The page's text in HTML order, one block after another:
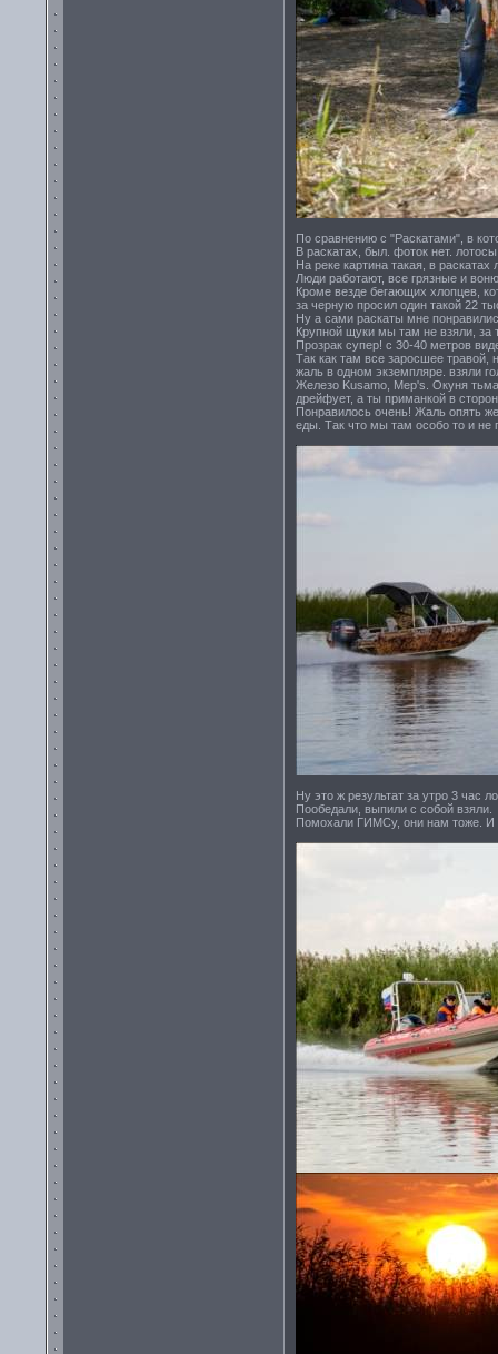
По сравнению с "Раскатами", в
В раскатах, был. фоток нет.
На реке картина такая, в
Люди работают, все грязные и
Кроме везде бегающих хлопцев,
за черную просил один такой 22
Ну а сами раскаты мне
Крупной щуки мы там не взяли, за
Прозрак супер! с 30-40 метров
Так как там все заросшее травой,
жаль в одном экземпляре. взяли
Железо Kusamo, Mep's. Окуня
дрейфует, а ты приманкой в
Понравилось очень! Жаль опять
еды. Так что мы там особо то и не
Ну это ж результат за утро 3 час
Пообедали, выпили с собой взяли.
Помохали ГИМСу, они нам тоже. И